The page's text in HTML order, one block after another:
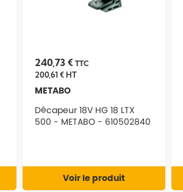
240,73 € TTC
200,61 €HT
METABO
Décapeur 18V HG 18 LTX
500 - METABO - 610502840
Voir le produit